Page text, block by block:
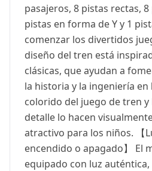
pasajeros, 8 pistas rectas,
pistas en forma de Y y 1
comenzar los divertidos
diseño del tren está
clásicas, que ayudan a
la historia y la ingeniería en
colorido del juego de tren y
detalle lo hacen
atractivo para los niños. 【
encendido o apagado】 El
equipado con luz